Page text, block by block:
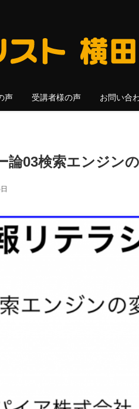
声 受講者様の声 お問い合
論03検索エンジン